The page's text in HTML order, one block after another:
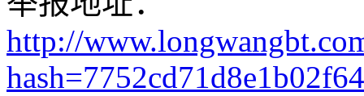
http://